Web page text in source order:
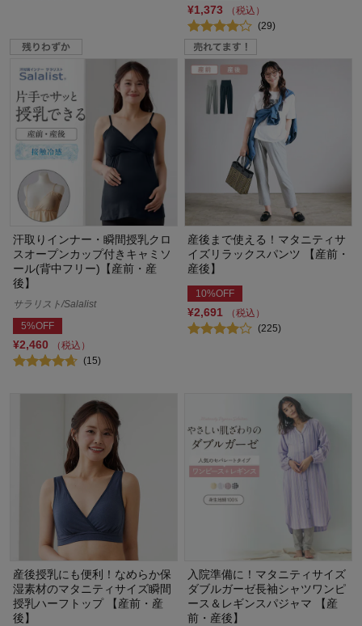
¥1,373
（税込）
(29)
汗取りインナー・瞬間授乳クロ
スオープンカップ付きキャミソ
ール(背中フリー)【産前・産
後】
サラリスト/Salalist
5%OFF
¥2,460
（税込）
(15)
産後まで使える！マタニティサ
イズリラックスパンツ 【産前・
産後】
10%OFF
¥2,691
（税込）
(225)
産後授乳にも便利！なめらか保
湿素材のマタニティサイズ瞬間
授乳ハーフトップ 【産前・産
後】
入院準備に！マタニティサイズ
ダブルガーゼ長袖シャツワンピ
ース＆レギンスパジャマ 【産
前・産後】